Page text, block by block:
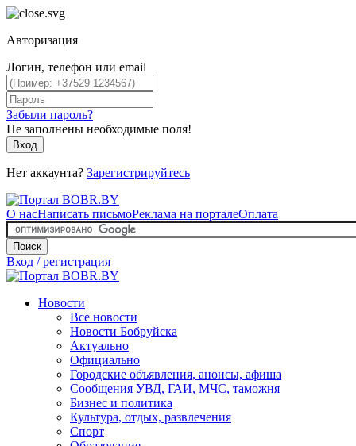
Авторизация
Логин, телефон или email
Забыли пароль?
Не заполнены необходимые поля!
Вход
Нет аккаунта? Зарегистрируйтесь
О насНаписать письмоРеклама на порталеОплата
Поиск
Вход / регистрация
Новости
Все новости
Новости Бобруйска
Актуально
Официально
Городские объявления, анонсы, афиша
Сообщения УВД, ГАИ, МЧС, таможня
Бизнес и политика
Культура, отдых, развлечения
Спорт